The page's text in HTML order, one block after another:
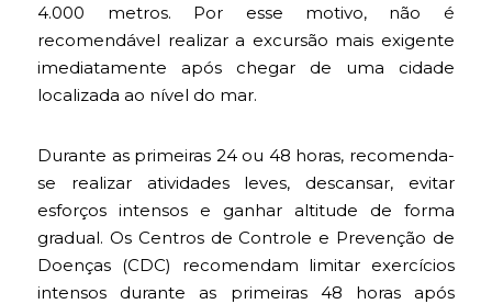
4.000 metros. Por esse motivo, não é
recomendável realizar a excursão mais exigente
imediatamente após chegar de uma cidade
localizada ao nível do mar.
Durante as primeiras 24 ou 48 horas, recomenda-
se realizar atividades leves, descansar, evitar
esforços intensos e ganhar altitude de forma
gradual. Os Centros de Controle e Prevenção de
Doenças (CDC) recomendam limitar exercícios
intensos durante as primeiras 48 horas após